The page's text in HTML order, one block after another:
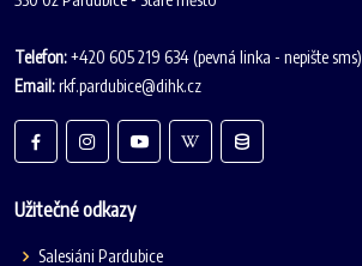
Telefon:+420 605 219 634 (pevná linka - nepište sms)
Email:rkf.pardubice@dihk.cz
Užitečné odkazy
Salesiáni Pardubice